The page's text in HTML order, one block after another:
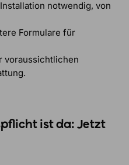
notwendig, von
Formulare für
voraussichtlichen
ist da: Jetzt